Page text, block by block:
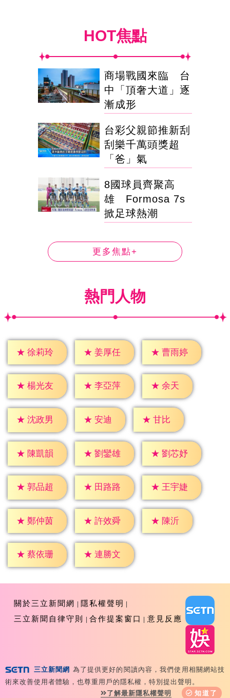
HOT焦點
商場戰國來臨 台
中「頂奢大道」逐
漸成形
台彩父親節推新刮
刮樂千萬頭獎超
「爸」氣
8國球員齊聚高
雄 Formosa 7s
掀足球熱潮
更多焦點+
熱門人物
★ 徐莉玲 ★ 姜厚任 ★ 曹雨婷
★ 楊光友 ★ 李亞萍 ★ 余天
★ 沈政男 ★ 安迪 ★ 甘比
★ 陳凱韻 ★ 劉鑾雄 ★ 劉芯妤
★ 郭品超 ★ 田路路 ★ 王宇婕
★ 鄭仲茵 ★ 許效舜 ★ 陳沂
★ 蔡依珊 ★ 連勝文
關於三立新聞網
隱私權聲明
三立新聞自律守則
合作提案窗口 意見反應
Copyright ©2026 Sanlih E-Television All Rights
Reserved 版權所有 盜用必究 台北市內湖區舊宗路一段159
三立新聞網 為了提供更好的閱讀內容，我們使用相關網站技
術來改善使用者體驗，也尊重用戶的隱私權，特別提出聲明。
了解最新隱私權聲明
知道了